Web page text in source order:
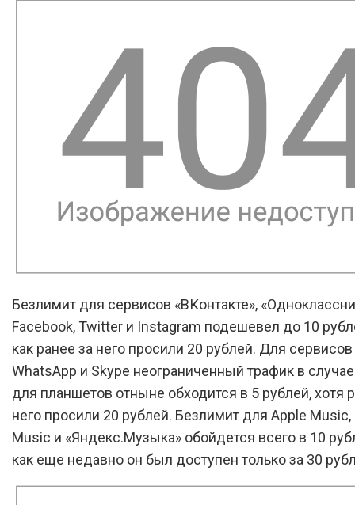
Безлимит для сервисов «ВКонтакте»,
Facebook, Twitter и Instagram подешевел до 10
как ранее за него просили 20 рублей. Для сервисов
WhatsApp и Skype неограниченный трафик в
для планшетов отныне обходится в 5 рублей, хотя
него просили 20 рублей. Безлимит для Apple Music,
Music и «Яндекс.Музыка» обойдется всего в 10
как еще недавно он был доступен только за 30